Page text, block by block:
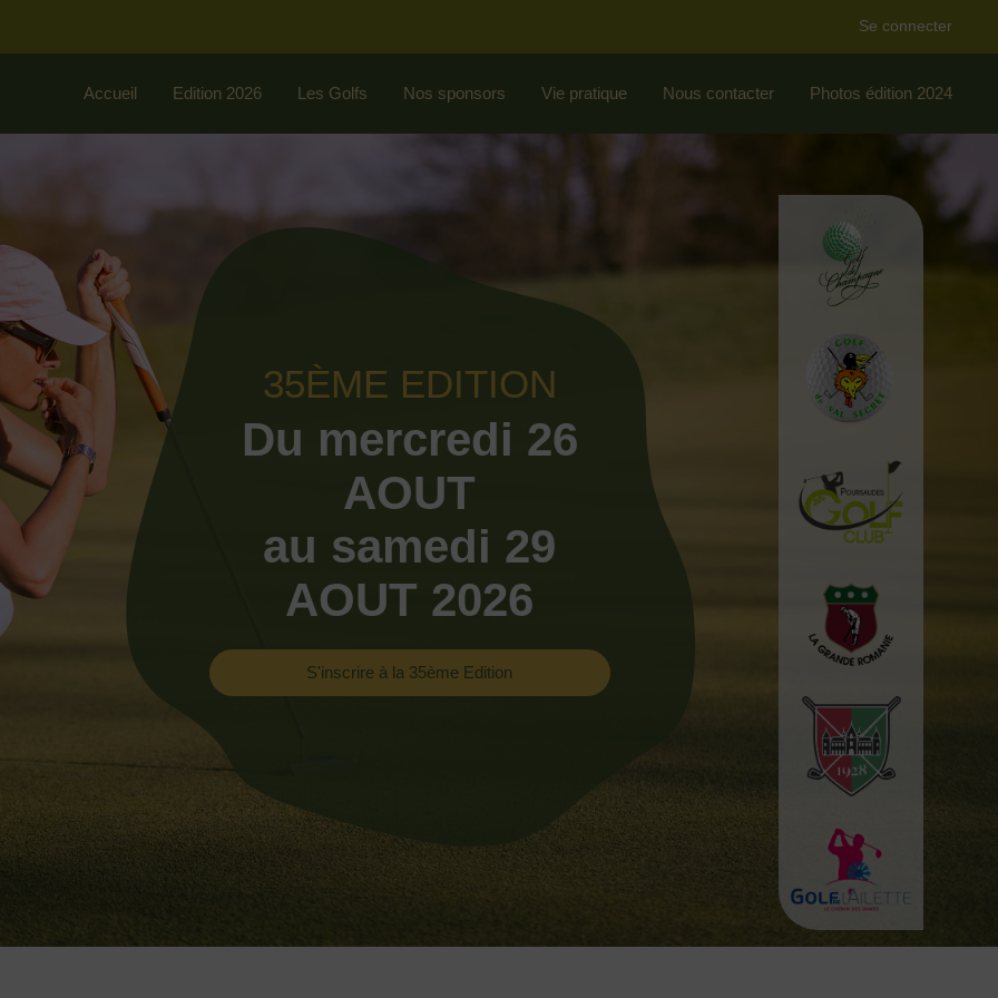
Se connecter
Accueil Edition 2026 Les Golfs Nos sponsors Vie pratique Nous contacter Photos édition 2024
35ÈME EDITION
Du mercredi 26
AOUT
au samedi 29
AOUT 2026
S'inscrire à la 35ème Edition